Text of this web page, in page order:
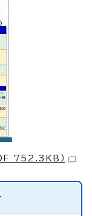
752.3KB）